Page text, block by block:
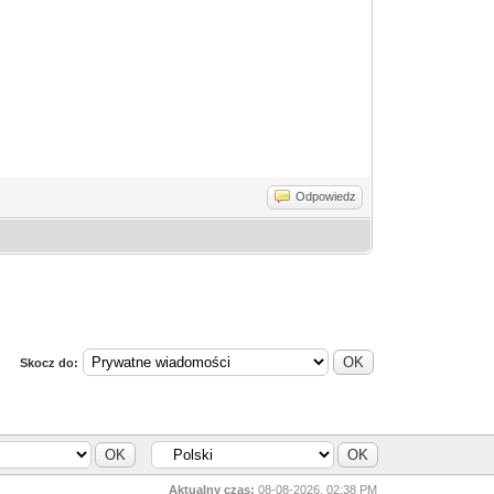
Odpowiedz
Skocz do:
Aktualny czas: 08-08-2026, 02:38 PM